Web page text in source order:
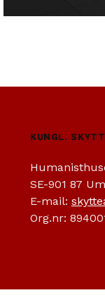
KUNGL.
SE-901 87
E-mail:
Org.nr: